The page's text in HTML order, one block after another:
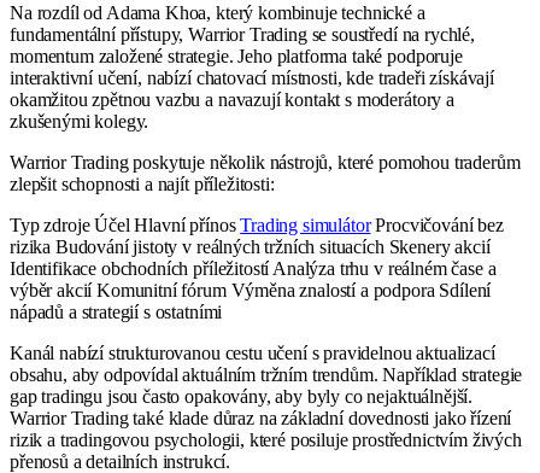
Na rozdíl od Adama Khoa, který kombinuje technické a
fundamentální přístupy, Warrior Trading se soustředí na rychlé,
momentum založené strategie. Jeho platforma také podporuje
interaktivní učení, nabízí chatovací místnosti, kde tradeři získávají
okamžitou zpětnou vazbu a navazují kontakt s moderátory a
zkušenými kolegy.
Warrior Trading poskytuje několik nástrojů, které pomohou traderům
zlepšit schopnosti a najít příležitosti:
Typ zdroje Účel Hlavní přínosTrading simulátorProcvičování bez
rizika Budování jistoty v reálných tržních situacích Skenery akcií
Identifikace obchodních příležitostí Analýza trhu v reálném čase a
výběr akcií Komunitní fórum Výměna znalostí a podpora Sdílení
nápadů a strategií s ostatními
Kanál nabízí strukturovanou cestu učení s pravidelnou aktualizací
obsahu, aby odpovídal aktuálním tržním trendům. Například strategie
gap tradingu jsou často opakovány, aby byly co nejaktuálnější.
Warrior Trading také klade důraz na základní dovednosti jako řízení
rizik a tradingovou psychologii, které posiluje prostřednictvím živých
přenosů a detailních instrukcí.